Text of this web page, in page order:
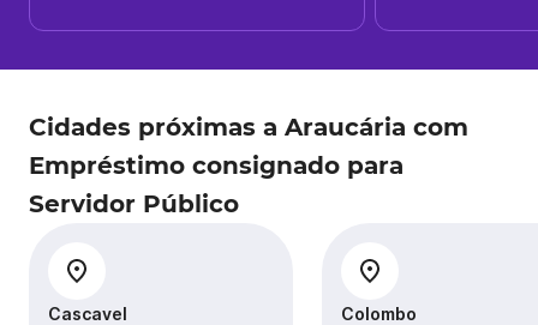
Cidades próximas a Araucária com
Empréstimo consignado para
Servidor Público
Cascavel Colombo